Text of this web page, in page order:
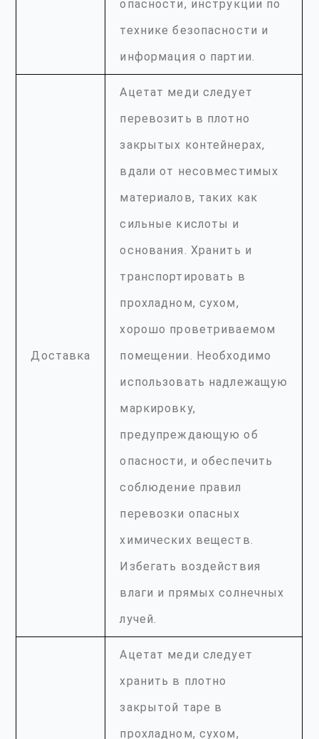
опасности, инструкции по
технике безопасности и
информация о партии.
Доставка
Ацетат меди следует
перевозить в плотно
закрытых контейнерах,
вдали от несовместимых
материалов, таких как
сильные кислоты и
основания. Хранить и
транспортировать в
прохладном, сухом,
хорошо проветриваемом
помещении. Необходимо
использовать надлежащую
маркировку,
предупреждающую об
опасности, и обеспечить
соблюдение правил
перевозки опасных
химических веществ.
Избегать воздействия
влаги и прямых солнечных
лучей.
Ацетат меди следует
хранить в плотно
закрытой таре в
прохладном, сухом,